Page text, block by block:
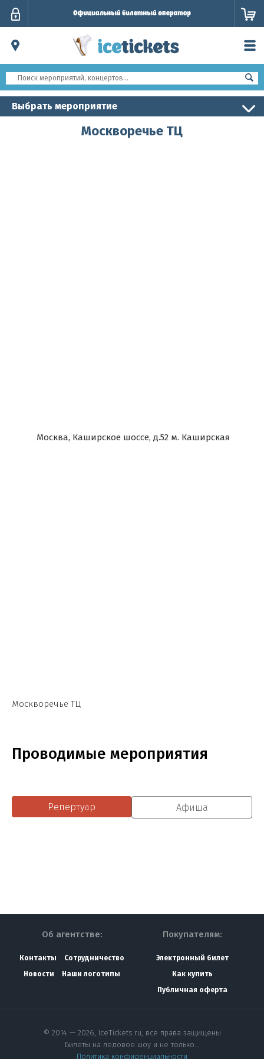
Выбрать мероприятие
Москворечье ТЦ
Москва, Каширское шоссе, д.52 м. Каширская
Москворечье ТЦ
Проводимые мероприятия
Репертуар Афиша
Об агентстве:
Контакты
Сотрудничество
Новости
Наши логотипы
Покупателям:
Электронный билет
Как купить
Публичная оферта
© 2014 — 2026, IceTickets.ru, все права защищены
Билеты на ледовое шоу и не только…
Политика конфиденциальности